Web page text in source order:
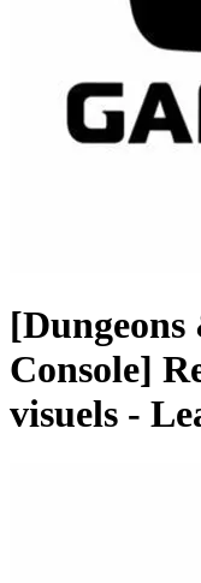
Console]
visuels -